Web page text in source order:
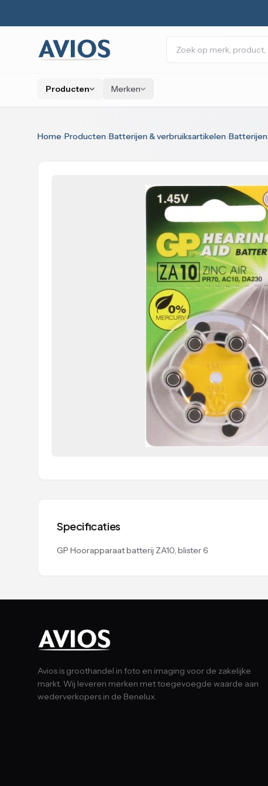
Producten Merken
Home›Producten›Batterijen & verbruiksartikelen›Batterijen
Specificaties
GP Hoorapparaat batterij ZA10, blister 6
Avios is groothandel in foto en imaging voor de zakelijke
markt. Wij leveren merken met toegevoegde waarde aan
wederverkopers in de Benelux.